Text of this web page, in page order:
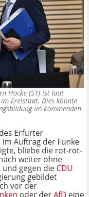
Höcke (51) ist laut
Freistaat. Dies könnte
im kommenden
Erfurter
Auftrag der Funke
bliebe die rot-rot-
weiter ohne
gegen die CDU
gebildet
vor der
oder derAfD eine